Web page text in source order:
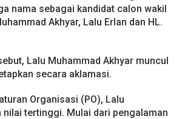
nama sebagai kandidat calon wakil
Akhyar, Lalu Erlan dan HL.
Lalu Muhammad Akhyar muncul
secara aklamasi.
Organisasi (PO), Lalu
tertinggi. Mulai dari pengalaman
a Grand
Prix of